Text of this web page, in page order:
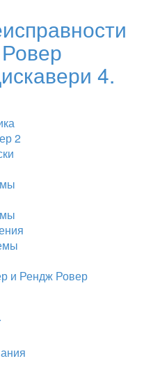
4.
2
и Рендж Ровер